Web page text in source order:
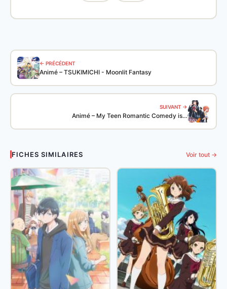
← PRÉCÉDENT
Animé – TSUKIMICHI - Moonlit Fantasy
SUIVANT →
Animé – My Teen Romantic Comedy is…
FICHES SIMILAIRES Voir tout →